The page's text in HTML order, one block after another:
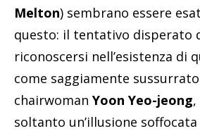
Melton) sembrano essere
questo: il tentativo disperato
riconoscersi nell’esistenza di
come saggiamente
chairwoman Yoon Yeo-jeong
soltanto un’illusione soffocata